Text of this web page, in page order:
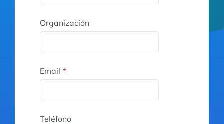
Organización
Email *
Teléfono